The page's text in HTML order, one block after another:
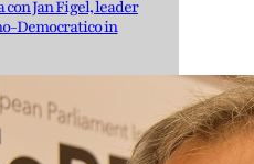
Jan Figel, leader
Democratico in